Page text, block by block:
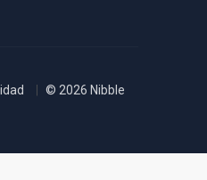
© 2026 Nibble